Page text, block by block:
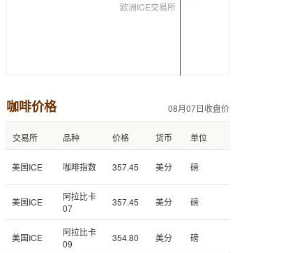
欧洲ICE交易所
咖啡价格 08月07日收盘价
交易所 品种 价格 货币 单位
美国ICE 咖啡指数 357.45 美分 磅
美国ICE
阿拉比卡
07
357.45 美分 磅
美国ICE
阿拉比卡
09
354.80 美分 磅